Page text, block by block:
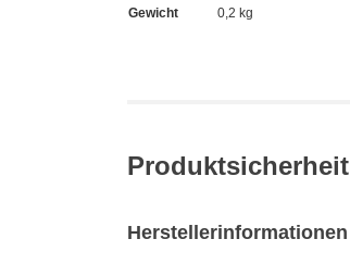
Gewicht 0,2 kg
Produktsicherheit
Herstellerinformationen